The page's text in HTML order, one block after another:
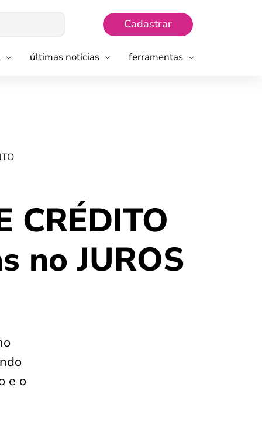
Cadastrar
últimas notícias ferramentas
CRÉDITO
no JUROS
e o